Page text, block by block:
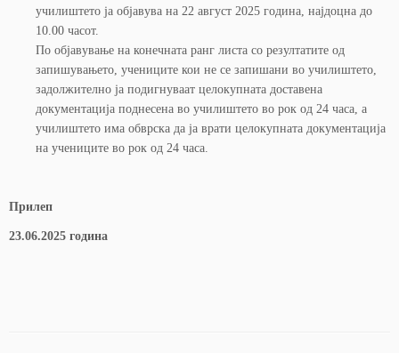
училиштето ја објавува на 22 август 2025 година, најдоцна до
10.00 часот.
По објавување на конечната ранг листа со резултатите од
запишувањето, учениците кои не се запишани во училиштето,
задолжително ја подигнуваат целокупната доставена
документација поднесена во училиштето во рок од 24 часа, а
училиштето има обврска да ја врати целокупната документација
на учениците во рок од 24 часа.
Прилеп
23.06.2025 година